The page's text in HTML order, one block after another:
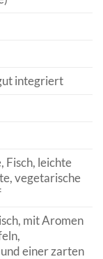
integriert
Fisch, leichte
vegetarische
mit Aromen
einer zarten